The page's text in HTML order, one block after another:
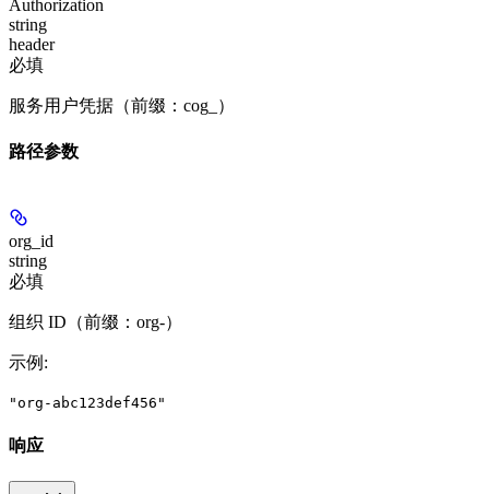
Authorization
string
header
必填
服务用户凭据（前缀：cog_）
路径参数
org_id
string
必填
组织 ID（前缀：org-）
示例 :
"org-abc123def456"
响应